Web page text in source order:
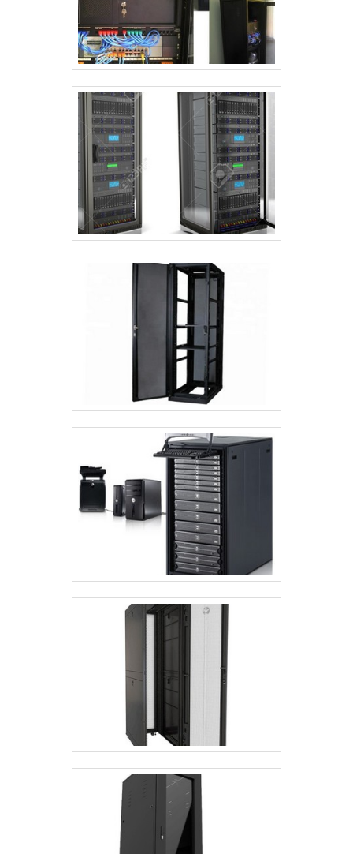
clientes, sendo sempre transparente,
honesta e dedicada.Entre em contato e
solicite uma cotação.